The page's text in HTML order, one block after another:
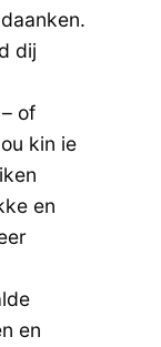
dij
of
kin ie
en
en